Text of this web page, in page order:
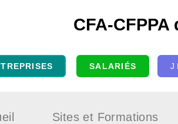
CFA-
SALARIÉS
Sites et Formations